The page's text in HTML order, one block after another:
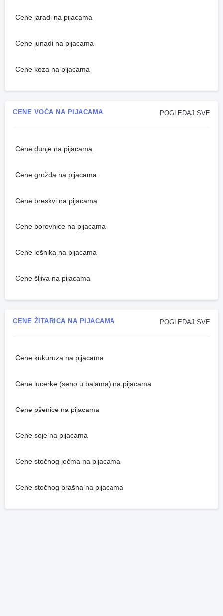
Cene jaradi na pijacama
Cene junadi na pijacama
Cene koza na pijacama
POGLEDAJ SVE
CENE VOĆA NA PIJACAMA
Cene dunje na pijacama
Cene grožđa na pijacama
Cene breskvi na pijacama
Cene borovnice na pijacama
Cene lešnika na pijacama
Cene šljiva na pijacama
POGLEDAJ SVE
CENE ŽITARICA NA PIJACAMA
Cene kukuruza na pijacama
Cene lucerke (seno u balama) na pijacama
Cene pšenice na pijacama
Cene soje na pijacama
Cene stočnog ječma na pijacama
Cene stočnog brašna na pijacama